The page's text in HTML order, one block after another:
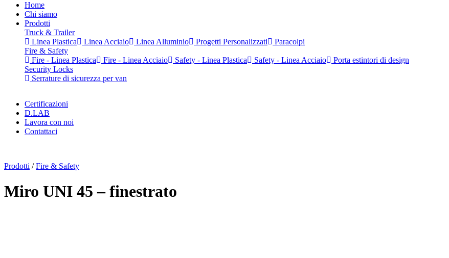
Home
Chi siamo
Prodotti
Truck & Trailer
Linea Plastica
Linea Acciaio Linea Alluminio Progetti Personalizzati
Paracolpi
Fire & Safety
Fire - Linea Plastica
Fire - Linea Acciaio Safety - Linea Plastica Safety - Linea Acciaio
Porta estintori di design
Security Locks
Serrature di sicurezza per van
Certificazioni
D.LAB
Lavora con noi
Contattaci
Prodotti /Fire & Safety
Miro UNI 45 – finestrato